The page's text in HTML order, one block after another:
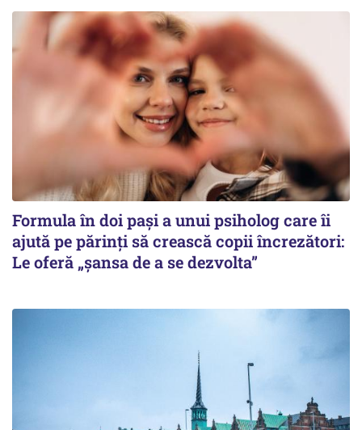
Formula în doi pași a unui psiholog care îi
ajută pe părinți să crească copii încrezători:
Le oferă „șansa de a se dezvolta”